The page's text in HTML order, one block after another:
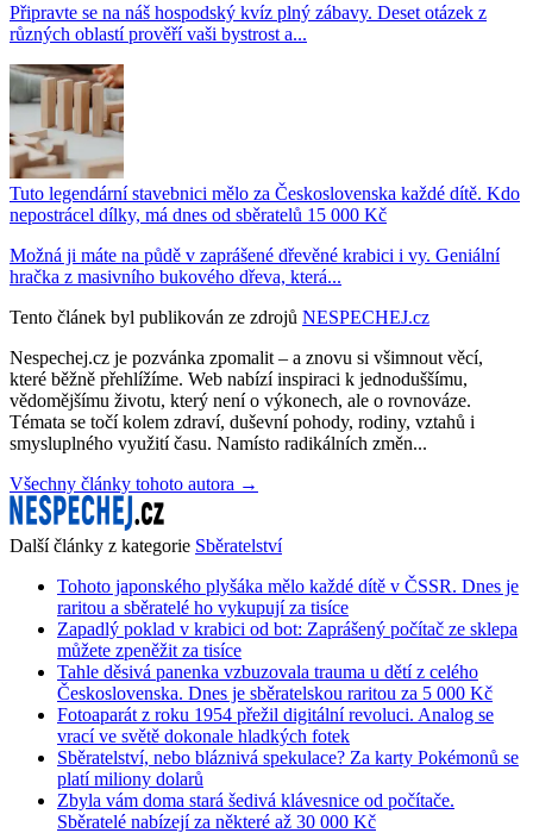
Připravte se na náš hospodský kvíz plný zábavy. Deset otázek z
různých oblastí prověří vaši bystrost a...
Tuto legendární stavebnici mělo za Československa každé dítě. Kdo
nepostrácel dílky, má dnes od sběratelů 15 000 Kč
Možná ji máte na půdě v zaprášené dřevěné krabici i vy. Geniální
hračka z masivního bukového dřeva, která...
Tento článek byl publikován ze zdrojů NESPECHEJ.cz
Nespechej.cz je pozvánka zpomalit – a znovu si všimnout věcí,
které běžně přehlížíme. Web nabízí inspiraci k jednoduššímu,
vědomějšímu životu, který není o výkonech, ale o rovnováze.
Témata se točí kolem zdraví, duševní pohody, rodiny, vztahů i
smysluplného využití času. Namísto radikálních změn...
Všechny články tohoto autora →
Další články z kategorie Sběratelství
Tohoto japonského plyšáka mělo každé dítě v ČSSR. Dnes je
raritou a sběratelé ho vykupují za tisíce
Zapadlý poklad v krabici od bot: Zaprášený počítač ze sklepa
můžete zpeněžit za tisíce
Tahle děsivá panenka vzbuzovala trauma u dětí z celého
Československa. Dnes je sběratelskou raritou za 5 000 Kč
Fotoaparát z roku 1954 přežil digitální revoluci. Analog se
vrací ve světě dokonale hladkých fotek
Sběratelství, nebo bláznivá spekulace? Za karty Pokémonů se
platí miliony dolarů
Zbyla vám doma stará šedivá klávesnice od počítače.
Sběratelé nabízejí za některé až 30 000 Kč